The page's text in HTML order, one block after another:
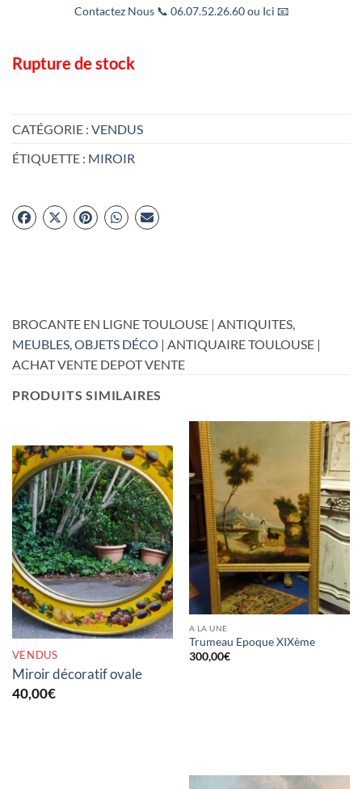
Contactez Nous 📞 06.07.52.26.60 ou Ici 📧
Rupture de stock
CATÉGORIE : VENDUS
ÉTIQUETTE : MIROIR
BROCANTE EN LIGNE TOULOUSE | ANTIQUITES,
MEUBLES,OBJETS DÉCO | ANTIQUAIRE TOULOUSE |
ACHAT VENTE DEPOT VENTE
PRODUITS SIMILAIRES
RUPTURE DE STOCK
VENDUS
Miroir décoratif ovale
40,00€
A LA UNE
Trumeau Epoque XIXème
300,00€